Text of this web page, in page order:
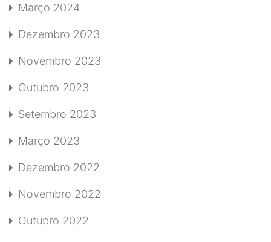
Março 2024
Dezembro 2023
Novembro 2023
Outubro 2023
Setembro 2023
Março 2023
Dezembro 2022
Novembro 2022
Outubro 2022